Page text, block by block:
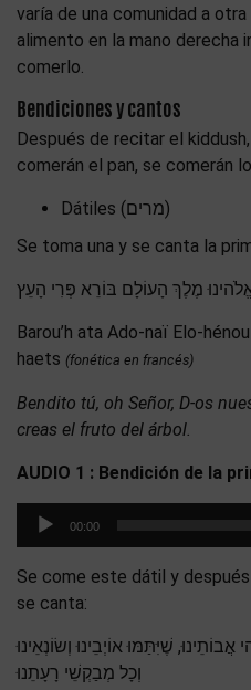
varía de una comunidad a
alimento en la mano derecha
comerlo.
Bendiciones y cantos
Después de recitar el
comerán el pan, se comerán
Dátiles (מרים)
Se toma una y se canta la
מֶלֶךְ הָעוֹלָם בּוֹרֵא פְּרִי הָעֵץ
Barou’h ata Ado-naï Elo-
haets (fonética en francés)
Bendito tú, oh Señor, D-os
creas el fruto del árbol.
AUDIO 1 : Bendición de la
Reproductor
audio
00:00
Se come este dátil y
se canta:
אֲבוֹתֵינוּ, שֶׁיִּתַּמּוּ אוֹיְבֵינוּ וְשׂוֹנְאֵינוּ
וְכָל מְבַקְשֵׁי רָעָתֵנוּ